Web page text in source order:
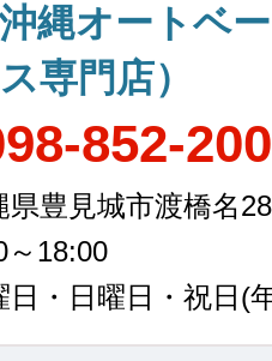
縄オートベ
専門店）
852-
県豊見城市渡橋名
～18:00
日・日曜日・祝日 (